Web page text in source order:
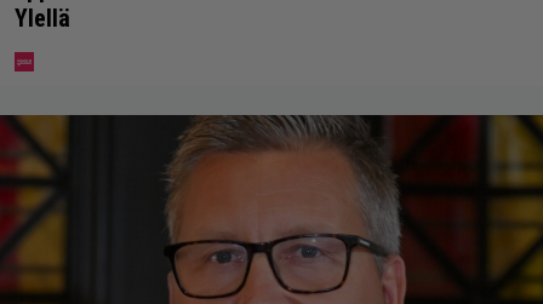
Ylellä